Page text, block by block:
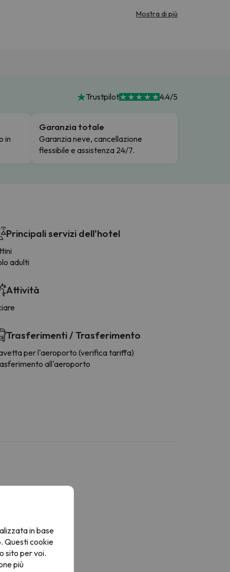
Mostra di più
Trustpilot 4.4/5
in
Garanzia totale
Garanzia neve, cancellazione
flessibile e assistenza 24/7.
Principali servizi dell'hotel
adulti
Attività
Trasferimenti / Trasferimento
per l'aeroporto (verifica tariffa)
all'aeroporto
ou baignoire
privato
igienica
in base
Questi cookie
sito per voi.
più